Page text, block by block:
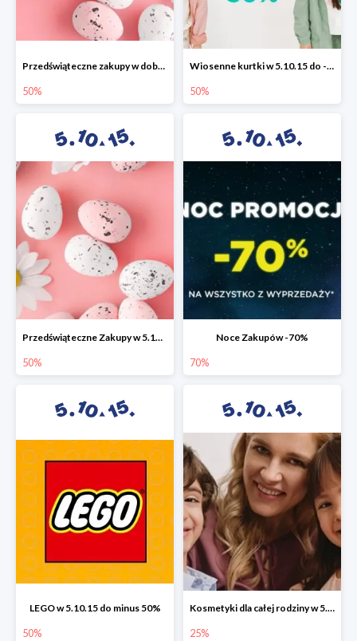
Przedświąteczne zakupy w dobrym stylu -50%
50%
Wiosenne kurtki w 5.10.15 do -50%
50%
Przedświąteczne Zakupy w 5.10.15 do -50%
50%
Noce Zakupów -70%
70%
LEGO w 5.10.15 do minus 50%
50%
Kosmetyki dla całej rodziny w 5.10.15 do -25%
25%